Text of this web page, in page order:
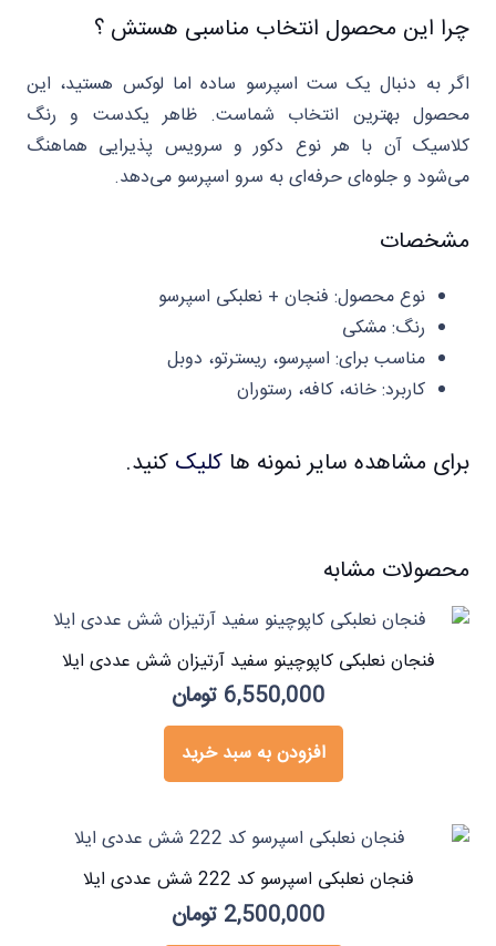
چرا این محصول انتخاب مناسبی هستش ؟
اگر به دنبال یک ست اسپرسو ساده اما لوکس هستید، این
محصول بهترین انتخاب شماست. ظاهر یکدست و رنگ
کلاسیک آن با هر نوع دکور و سرویس پذیرایی هماهنگ
می‌شود و جلوه‌ای حرفه‌ای به سرو اسپرسو می‌دهد.
مشخصات
نوع محصول: فنجان + نعلبکی اسپرسو
رنگ: مشکی
مناسب برای: اسپرسو، ریسترتو، دوبل
کاربرد: خانه، کافه، رستوران
برای مشاهده سایر نمونه ها کلیک کنید.
محصولات مشابه
فنجان نعلبکی کاپوچینو سفید آرتیزان شش عددی ایلا
6,550,000 تومان
افزودن به سبد خرید
فنجان نعلبکی اسپرسو کد 222 شش عددی ایلا
2,500,000 تومان